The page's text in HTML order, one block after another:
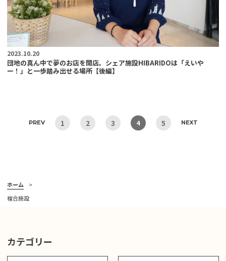
2023.10.20
団地の真ん中で夢のお店を開店。シェア施設HIBARIDOは「えいや
ー！」と一歩踏み出せる場所【後編】
PREV 1 2 3 4 5 NEXT
ホーム
複合施設
カテゴリー